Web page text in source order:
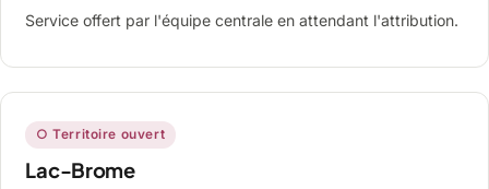
Service offert par l'équipe centrale en attendant l'attribution.
○ Territoire ouvert
Lac-Brome